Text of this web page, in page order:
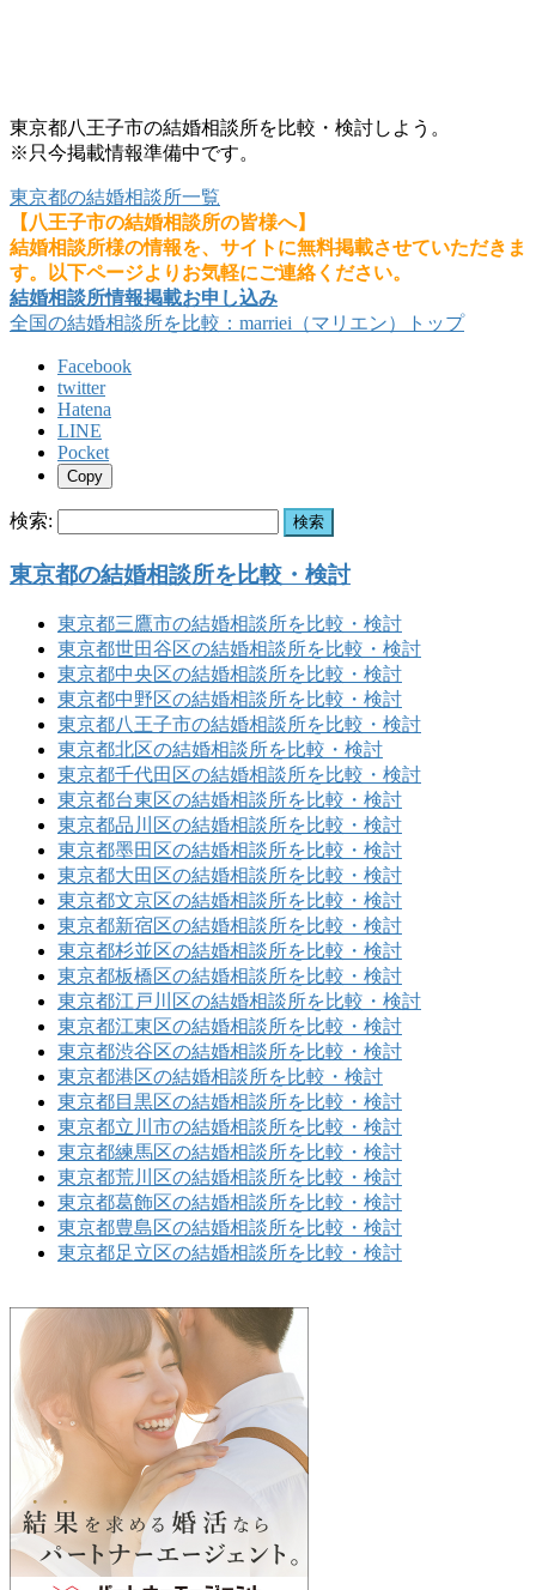
東京都八王子市の結婚相談所を比較・検討しよう。
※只今掲載情報準備中です。
東京都の結婚相談所一覧
【八王子市の結婚相談所の皆様へ】
結婚相談所様の情報を、サイトに無料掲載させていただきま
す。以下ページよりお気軽にご連絡ください。
結婚相談所情報掲載お申し込み
全国の結婚相談所を比較：marriei（マリエン）トップ
Facebook
twitter
Hatena
LINE
Pocket
Copy
検索:
東京都の結婚相談所を比較・検討
東京都三鷹市の結婚相談所を比較・検討
東京都世田谷区の結婚相談所を比較・検討
東京都中央区の結婚相談所を比較・検討
東京都中野区の結婚相談所を比較・検討
東京都八王子市の結婚相談所を比較・検討
東京都北区の結婚相談所を比較・検討
東京都千代田区の結婚相談所を比較・検討
東京都台東区の結婚相談所を比較・検討
東京都品川区の結婚相談所を比較・検討
東京都墨田区の結婚相談所を比較・検討
東京都大田区の結婚相談所を比較・検討
東京都文京区の結婚相談所を比較・検討
東京都新宿区の結婚相談所を比較・検討
東京都杉並区の結婚相談所を比較・検討
東京都板橋区の結婚相談所を比較・検討
東京都江戸川区の結婚相談所を比較・検討
東京都江東区の結婚相談所を比較・検討
東京都渋谷区の結婚相談所を比較・検討
東京都港区の結婚相談所を比較・検討
東京都目黒区の結婚相談所を比較・検討
東京都立川市の結婚相談所を比較・検討
東京都練馬区の結婚相談所を比較・検討
東京都荒川区の結婚相談所を比較・検討
東京都葛飾区の結婚相談所を比較・検討
東京都豊島区の結婚相談所を比較・検討
東京都足立区の結婚相談所を比較・検討